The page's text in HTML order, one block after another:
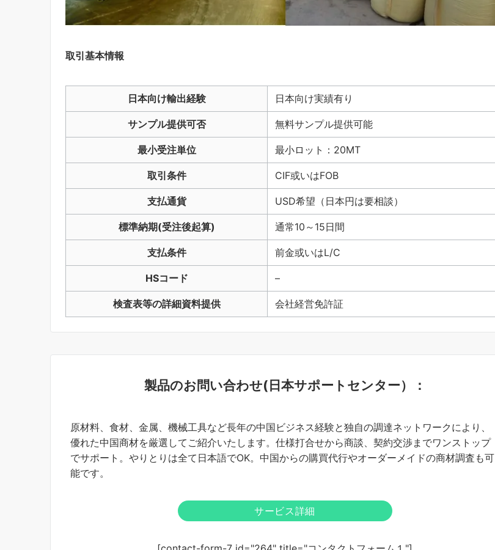
取引基本情報
日本向け輸出経験 日本向け実績有り
サンプル提供可否 無料サンプル提供可能
最小受注単位 最小ロット：20MT
取引条件 CIF或いはFOB
支払通貨 USD希望（日本円は要相談）
標準納期(受注後起算) 通常10～15日間
支払条件 前金或いはL/C
HSコード –
検査表等の詳細資料提供 会社経営免許証
製品のお問い合わせ(日本サポートセンター）：
原材料、食材、金属、機械工具など長年の中国ビジネス経験と独自の調達ネットワークにより、
優れた中国商材を厳選してご紹介いたします。仕様打合せから商談、契約交渉までワンストップ
でサポート。やりとりは全て日本語でOK。中国からの購買代行やオーダーメイドの商材調査も可
能です。
サービス詳細